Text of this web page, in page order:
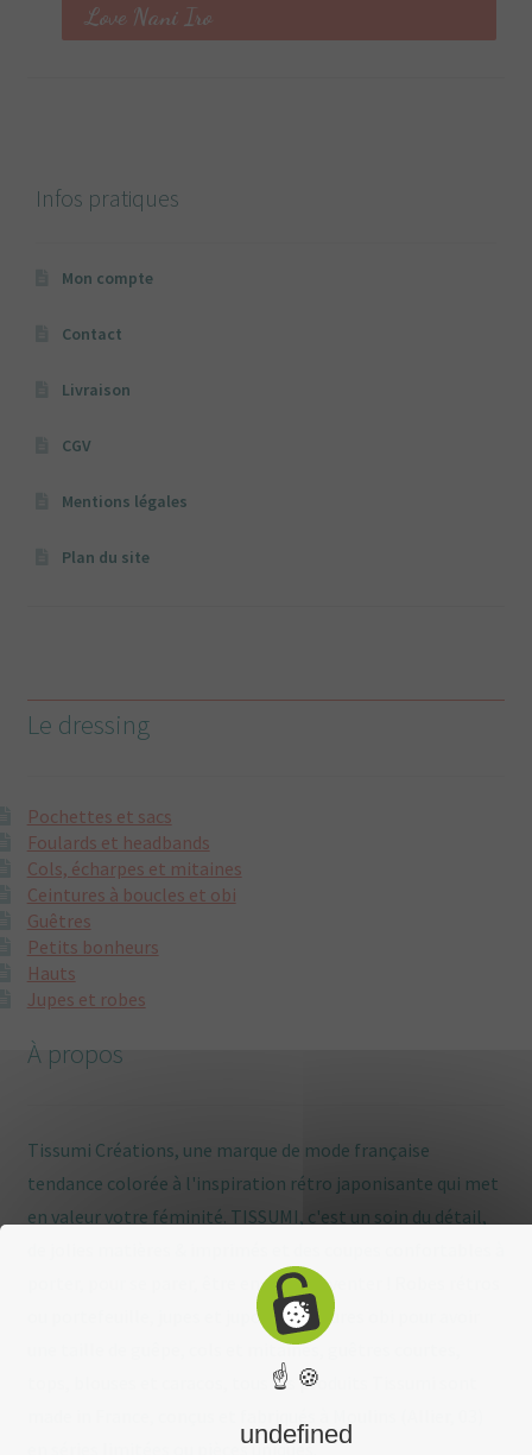
Love Nani Iro
Infos pratiques
Mon compte
Contact
Livraison
CGV
Mentions légales
Plan du site
Le dressing
Pochettes et sacs
Foulards et headbands
Cols, écharpes et mitaines
Ceintures à boucles et obi
Guêtres
Petits bonheurs
Hauts
Jupes et robes
À propos
Tissumi Créations, une marque de mode française
tendance colorée à l'inspiration rétro japonisante qui met
en valeur votre féminité. TISSUMI, c'est un soin du détail,
porter, pour se parer, être enviée, s'inventer ! Robes rétros
ou portefeuille, jupes et jupons, ceintures obi pour avoir
une taille de guêpe, cols et mitaines, guêtres courtes,
tops, blouses et caracos, tous les produits Tissumi sont
en séries limitées ou pièces uniques.
☝ 🍪
undefined